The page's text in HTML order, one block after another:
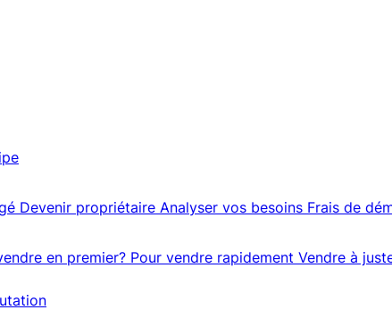
Devenir propriétaire Analyser vos besoins Frais de
en premier? Pour vendre rapidement Vendre à